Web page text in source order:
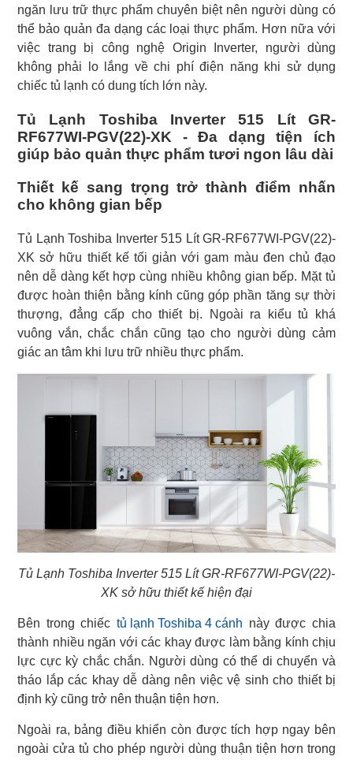
ngăn lưu trữ thực phẩm chuyên biệt nên người dùng có
thể bảo quản đa dạng các loại thực phẩm. Hơn nữa với
việc trang bị công nghệ Origin Inverter, người dùng
không phải lo lắng về chi phí điện năng khi sử dụng
chiếc tủ lạnh có dung tích lớn này.
Tủ Lạnh Toshiba Inverter 515 Lít GR-
RF677WI-PGV(22)-XK - Đa dạng tiện ích
giúp bảo quản thực phẩm tươi ngon lâu dài
Thiết kế sang trọng trở thành điểm nhấn
cho không gian bếp
Tủ Lạnh Toshiba Inverter 515 Lít GR-RF677WI-PGV(22)-
XK sở hữu thiết kế tối giản với gam màu đen chủ đạo
nên dễ dàng kết hợp cùng nhiều không gian bếp. Mặt tủ
được hoàn thiện bằng kính cũng góp phần tăng sự thời
thượng, đẳng cấp cho thiết bị. Ngoài ra kiểu tủ khá
vuông vắn, chắc chắn cũng tạo cho người dùng cảm
giác an tâm khi lưu trữ nhiều thực phẩm.
Tủ Lạnh Toshiba Inverter 515 Lít GR-RF677WI-PGV(22)-
XK sở hữu thiết kế hiện đại
Bên trong chiếc tủ lạnh Toshiba 4 cánh này được chia
thành nhiều ngăn với các khay được làm bằng kính chịu
lực cực kỳ chắc chắn. Người dùng có thể di chuyển và
tháo lắp các khay dễ dàng nên việc vệ sinh cho thiết bị
định kỳ cũng trở nên thuận tiện hơn.
Ngoài ra, bảng điều khiển còn được tích hợp ngay bên
ngoài cửa tủ cho phép người dùng thuận tiện hơn trong